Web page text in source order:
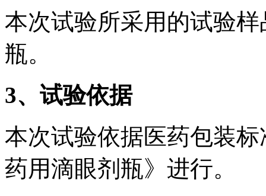
本次试验所采用的试验
瓶。
3、试验依据
本次试验依据医药包装标
药用滴眼剂瓶》进行。